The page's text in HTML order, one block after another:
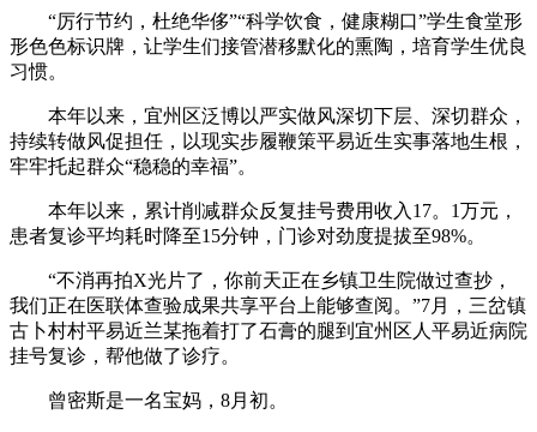
“厉行节约，杜绝华侈”“科学饮食，健康糊口”学生食堂形
形色色标识牌，让学生们接管潜移默化的熏陶，培育学生优良
习惯。
本年以来，宜州区泛博以严实做风深切下层、深切群众，
持续转做风促担任，以现实步履鞭策平易近生实事落地生根，
牢牢托起群众“稳稳的幸福”。
本年以来，累计削减群众反复挂号费用收入17。1万元，
患者复诊平均耗时降至15分钟，门诊对劲度提拔至98%。
“不消再拍X光片了，你前天正在乡镇卫生院做过查抄，
我们正在医联体查验成果共享平台上能够查阅。”7月，三岔镇
古卜村村平易近兰某拖着打了石膏的腿到宜州区人平易近病院
挂号复诊，帮他做了诊疗。
曾密斯是一名宝妈，8月初。